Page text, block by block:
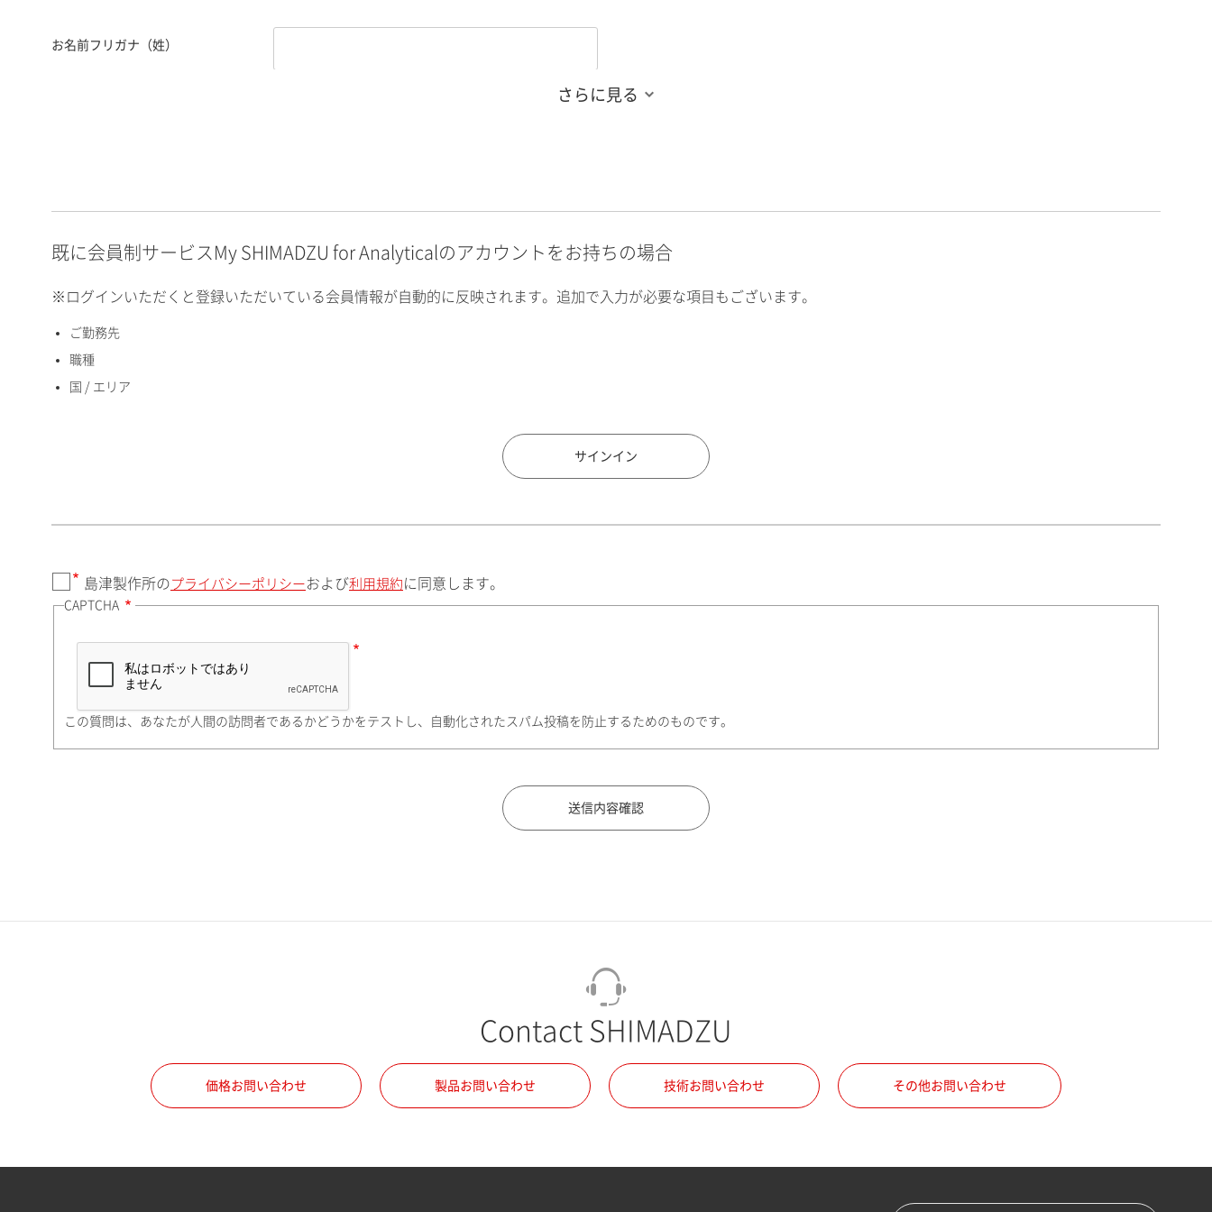
お名前フリガナ（姓）
英数）
国 / エリア
住所検索
都道府県（勤務先）
町名・番地（勤務先）
所属部署
さらに見る
既に会員制サービスMy SHIMADZU for Analyticalのアカウントをお持ちの場合
※ログインいただくと登録いただいている会員情報が自動的に反映されます。追加で入力が必要な項目もございます。
ご勤務先
職種
国 / エリア
サインイン
島津製作所の プライバシーポリシー および利用規約 に同意します。
CAPTCHA
この質問は、あなたが人間の訪問者であるかどうかをテストし、自動化されたスパム投稿を防止するためのものです。
Contact SHIMADZU
価格お問い合わせ 製品お問い合わせ 技術お問い合わせ その他お問い合わせ